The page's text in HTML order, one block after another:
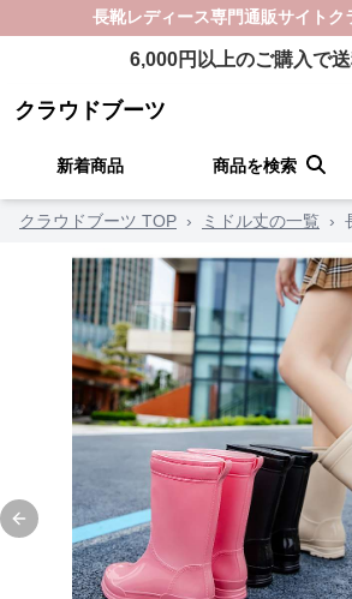
長靴レディース専門通販サイト ク
6,000円以上のご購入で
クラウドブーツ
新着商品 商品を検索
クラウドブーツ TOP › ミドル丈の一覧 ›
Previous slide